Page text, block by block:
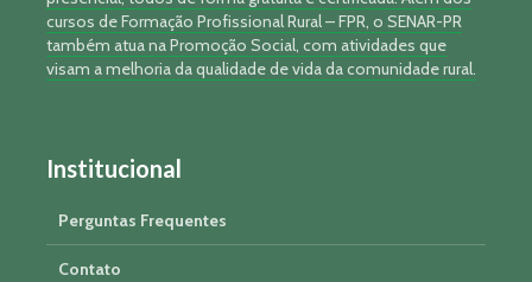
cursos de Formação Profissional Rural – FPR, o SENAR-PR
também atua na Promoção Social, com atividades que
visam a melhoria da qualidade de vida da comunidade rural.
Institucional
Perguntas Frequentes
Contato